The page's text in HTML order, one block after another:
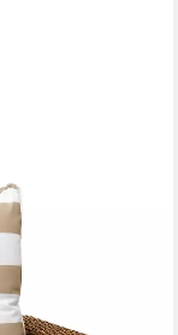
Kissen Outdoor